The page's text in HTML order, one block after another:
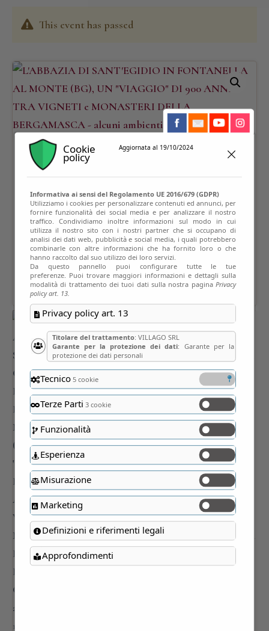
This event has passed
Cookie
policy
Aggiornata al 19/10/2024
Informativa ai sensi del Regolamento UE 2016/679 (GDPR)
Utilizziamo i cookies per personalizzare contenuti ed annunci, per
fornire funzionalità dei social media e per analizzare il nostro
traffico. Condividiamo inoltre informazioni sul modo in cui
utilizza il nostro sito con i nostri partner che si occupano di
analisi dei dati web, pubblicità e social media, i quali potrebbero
combinarle con altre informazioni che ha fornito loro o che
hanno raccolto dal suo utilizzo dei loro servizi.
Da questo pannello puoi configurare tutte le tue
preferenze. Puoi trovare maggiori informazioni e dettagli sulla
modalità di trattamento dei tuoi dati sulla nostra paginaPrivacy
policy art. 13.
Privacy policy art. 13
Titolare del trattamento: VILLAGO SRL
Garante per la protezione dei dati: Garante per la
protezione dei dati personali
Tecnico5 cookie
Terze Parti 3 cookie
Funzionalità
Esperienza
Misurazione
Marketing
Definizioni e riferimenti legali
Approfondimenti